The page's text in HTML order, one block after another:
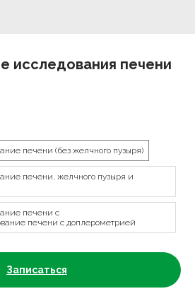
исследования печени
печени (без желчного пузыря)
печени, желчного пузыря и
печени с
печени с доплерометрией
Записаться